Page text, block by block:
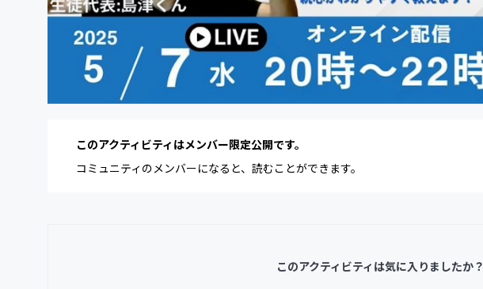
このアクティビティはメンバー限定公開です。
コミュニティのメンバーになると、読むことができます。
このアクティビティは気に入りましたか？